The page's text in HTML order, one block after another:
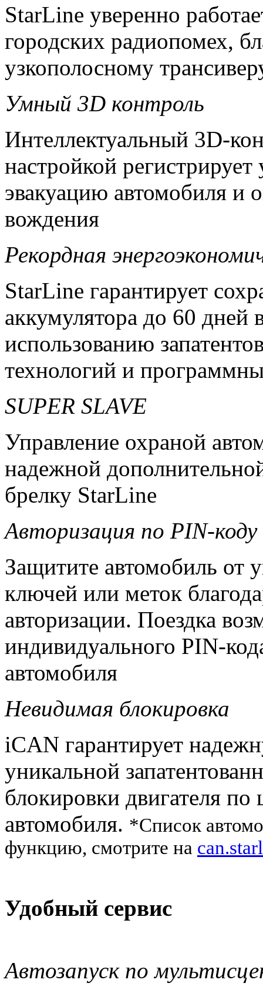
StarLine уверенно
городских радиопомех,
узкополосному
Умный 3D контроль
Интеллектуальный 3D-
настройкой
эвакуацию автомобиля и
вождения
Рекордная
StarLine гарантирует
аккумулятора до 60 дней
использованию
технологий и
SUPER SLAVE
Управление охраной
надежной
брелку StarLine
Авторизация по PIN-коду
Защитите автомобиль от
ключей или меток
авторизации. Поездка
индивидуального PIN-
автомобиля
Невидимая блокировка
iCAN гарантирует
уникальной
блокировки двигателя
автомобиля. *Список
функцию, смотрите на
Удобный сервис
Автозапуск по